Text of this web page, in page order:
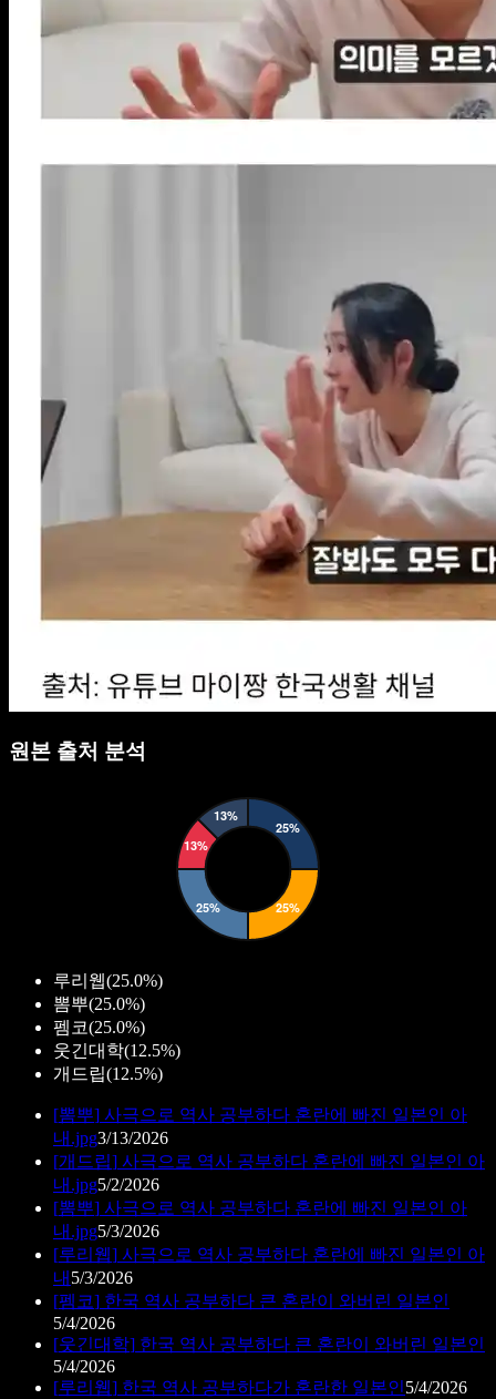
원본 출처 분석
루리웹(25.0%)
뽐뿌(25.0%)
펨코(25.0%)
웃긴대학(12.5%)
개드립(12.5%)
[뽐뿌] 사극으로 역사 공부하다 혼란에 빠진 일본인 아
내.jpg3/13/2026
[개드립] 사극으로 역사 공부하다 혼란에 빠진 일본인 아
내.jpg5/2/2026
[뽐뿌] 사극으로 역사 공부하다 혼란에 빠진 일본인 아
내.jpg5/3/2026
[루리웹] 사극으로 역사 공부하다 혼란에 빠진 일본인 아
내 5/3/2026
[펨코] 한국 역사 공부하다 큰 혼란이 와버린 일본인
5/4/2026
[웃긴대학] 한국 역사 공부하다 큰 혼란이 와버린 일본인
5/4/2026
[루리웹] 한국 역사 공부하다가 혼란한 일본인5/4/2026